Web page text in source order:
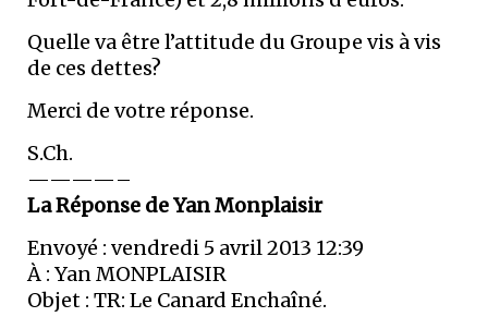
Quelle va être l’attitude du Groupe vis à vis
de ces dettes?
Merci de votre réponse.
S.Ch.
————–
La Réponse de Yan Monplaisir
Envoyé : vendredi 5 avril 2013 12:39
À : Yan MONPLAISIR
Objet : TR: Le Canard Enchaîné.